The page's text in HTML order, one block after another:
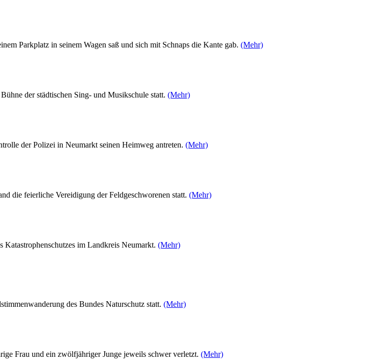
Parkplatz in seinem Wagen saß und sich mit Schnaps die Kante gab. (Mehr)
der städtischen Sing- und Musikschule statt. (Mehr)
der Polizei in Neumarkt seinen Heimweg antreten. (Mehr)
die feierliche Vereidigung der Feldgeschworenen statt. (Mehr)
Katastrophenschutzes im Landkreis Neumarkt. (Mehr)
des Bundes Naturschutz statt. (Mehr)
Frau und ein zwölfjähriger Junge jeweils schwer verletzt. (Mehr)